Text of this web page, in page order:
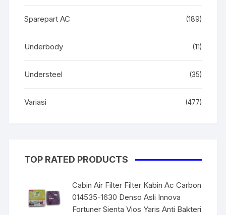
Sparepart AC (189)
Underbody (11)
Understeel (35)
Variasi (477)
TOP RATED PRODUCTS
Cabin Air Filter Filter Kabin Ac Carbon
014535-1630 Denso Asli Innova
Fortuner Sienta Vios Yaris Anti Bakteri